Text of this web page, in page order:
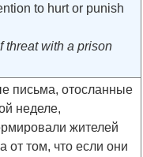
to hurt or punish
threat with a prison
письма, отосланные
неделе,
жителей
от том, что если они